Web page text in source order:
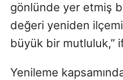
gönlünde yer etmiş
değeri yeniden
büyük bir mutluluk,”
Yenileme kapsamında